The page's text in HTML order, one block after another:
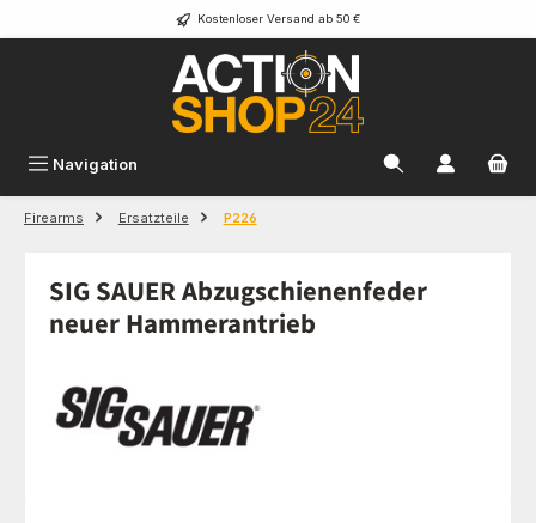
Zum Hauptinhalt springen Kostenloser Versand ab 50 €
Navigation
Firearms Ersatzteile P226
SIG SAUER Abzugschienenfeder
neuer Hammerantrieb